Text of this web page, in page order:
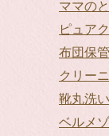
ママの
ピュア
布団保
クリー
靴丸洗
ベルメ